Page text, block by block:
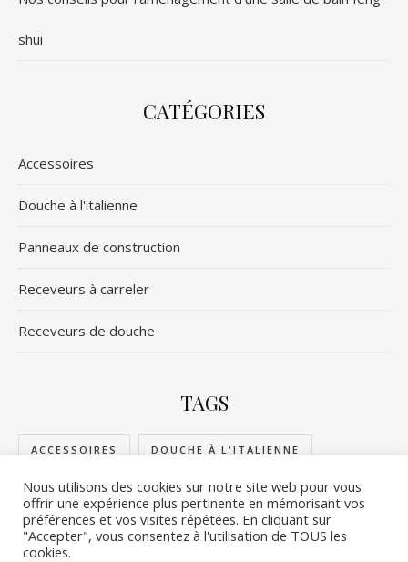
shui
CATÉGORIES
Accessoires
Douche à l'italienne
Panneaux de construction
Receveurs à carreler
Receveurs de douche
TAGS
ACCESSOIRES DOUCHE À L'ITALIENNE
PANNEAUX DE CONSTRUCTION
RECEVEURS DE DOUCHE RECEVEURS À CARRELER
Nous utilisons des cookies sur notre site web pour vous
offrir une expérience plus pertinente en mémorisant vos
préférences et vos visites répétées. En cliquant sur
"Accepter", vous consentez à l'utilisation de TOUS les
cookies.